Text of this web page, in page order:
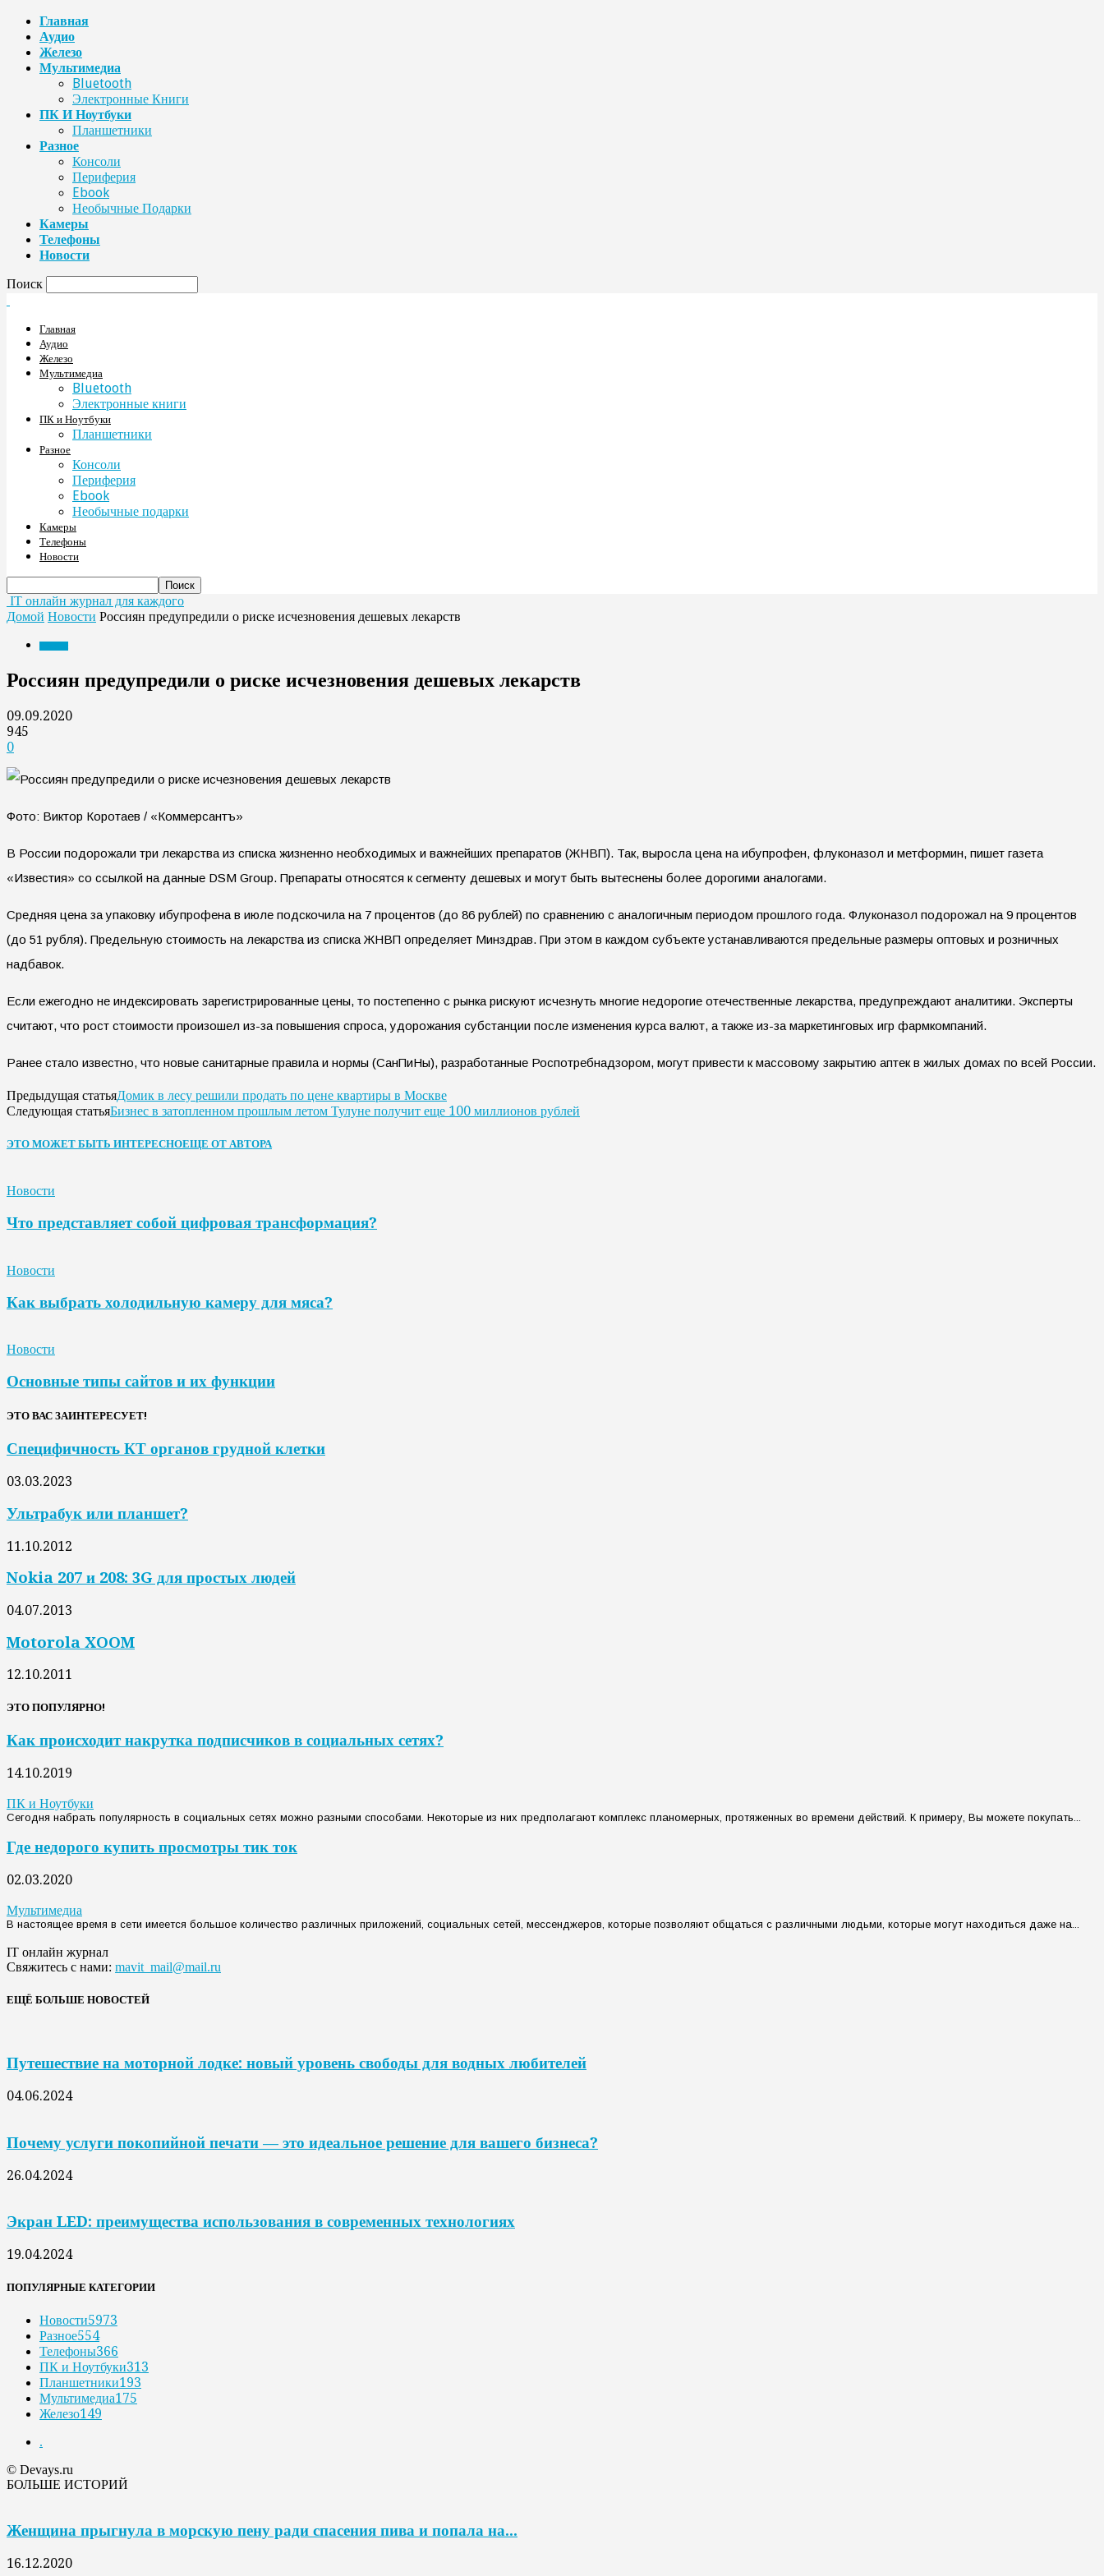
Главная
Аудио
Железо
Мультимедиа
Bluetooth
Электронные Книги
ПК И Ноутбуки
Планшетники
Разное
Консоли
Периферия
Ebook
Необычные Подарки
Камеры
Телефоны
Новости
Поиск
Главная
Аудио
Железо
Мультимедиа
Bluetooth
Электронные книги
ПК и Ноутбуки
Планшетники
Разное
Консоли
Периферия
Ebook
Необычные подарки
Камеры
Телефоны
Новости
IT онлайн журнал для каждого
Домой Новости Россиян предупредили о риске исчезновения дешевых лекарств
Россиян предупредили о риске исчезновения дешевых лекарств
09.09.2020
945
0
Фото: Виктор Коротаев / «Коммерсантъ»
В России подорожали три лекарства из списка жизненно необходимых и важнейших препаратов (ЖНВП). Так, выросла цена на ибупрофен, флуконазол и метформин, пишет газета
«Известия» со ссылкой на данные DSM Group. Препараты относятся к сегменту дешевых и могут быть вытеснены более дорогими аналогами.
Средняя цена за упаковку ибупрофена в июле подскочила на 7 процентов (до 86 рублей) по сравнению с аналогичным периодом прошлого года. Флуконазол подорожал на 9 процентов
(до 51 рубля). Предельную стоимость на лекарства из списка ЖНВП определяет Минздрав. При этом в каждом субъекте устанавливаются предельные размеры оптовых и розничных
надбавок.
Если ежегодно не индексировать зарегистрированные цены, то постепенно с рынка рискуют исчезнуть многие недорогие отечественные лекарства, предупреждают аналитики. Эксперты
считают, что рост стоимости произошел из-за повышения спроса, удорожания субстанции после изменения курса валют, а также из-за маркетинговых игр фармкомпаний.
Ранее стало известно, что новые санитарные правила и нормы (СанПиНы), разработанные Роспотребнадзором, могут привести к массовому закрытию аптек в жилых домах по всей России.
Предыдущая статьяДомик в лесу решили продать по цене квартиры в Москве
Следующая статьяБизнес в затопленном прошлым летом Тулуне получит еще 100 миллионов рублей
ЭТО МОЖЕТ БЫТЬ ИНТЕРЕСНОЕЩЕ ОТ АВТОРА
Новости
Что представляет собой цифровая трансформация?
Новости
Как выбрать холодильную камеру для мяса?
Новости
Основные типы сайтов и их функции
ЭТО ВАС ЗАИНТЕРЕСУЕТ!
Специфичность КТ органов грудной клетки
03.03.2023
Ультрабук или планшет?
11.10.2012
Nokia 207 и 208: 3G для простых людей
04.07.2013
Motorola XOOM
12.10.2011
ЭТО ПОПУЛЯРНО!
Как происходит накрутка подписчиков в социальных сетях?
14.10.2019
ПК и Ноутбуки
Сегодня набрать популярность в социальных сетях можно разными способами. Некоторые из них предполагают комплекс планомерных, протяженных во времени действий. К примеру, Вы можете покупать...
Где недорого купить просмотры тик ток
02.03.2020
Мультимедиа
В настоящее время в сети имеется большое количество различных приложений, социальных сетей, мессенджеров, которые позволяют общаться с различными людьми, которые могут находиться даже на...
IT онлайн журнал
Свяжитесь с нами: mavit_mail@mail.ru
ЕЩЁ БОЛЬШЕ НОВОСТЕЙ
Путешествие на моторной лодке: новый уровень свободы для водных любителей
04.06.2024
Почему услуги покопийной печати — это идеальное решение для вашего бизнеса?
26.04.2024
Экран LED: преимущества использования в современных технологиях
19.04.2024
ПОПУЛЯРНЫЕ КАТЕГОРИИ
Новости5973
Разное554
Телефоны366
ПК и Ноутбуки313
Планшетники193
Мультимедиа175
Железо149
.
© Devays.ru
БОЛЬШЕ ИСТОРИЙ
Женщина прыгнула в морскую пену ради спасения пива и попала на...
16.12.2020